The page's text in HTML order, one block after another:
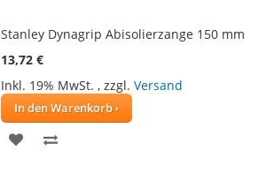
Stanley Dynagrip Abisolierzange 150 mm
13,72 €
Inkl. 19% MwSt. , zzgl. Versand
In den Warenkorb
ZUR